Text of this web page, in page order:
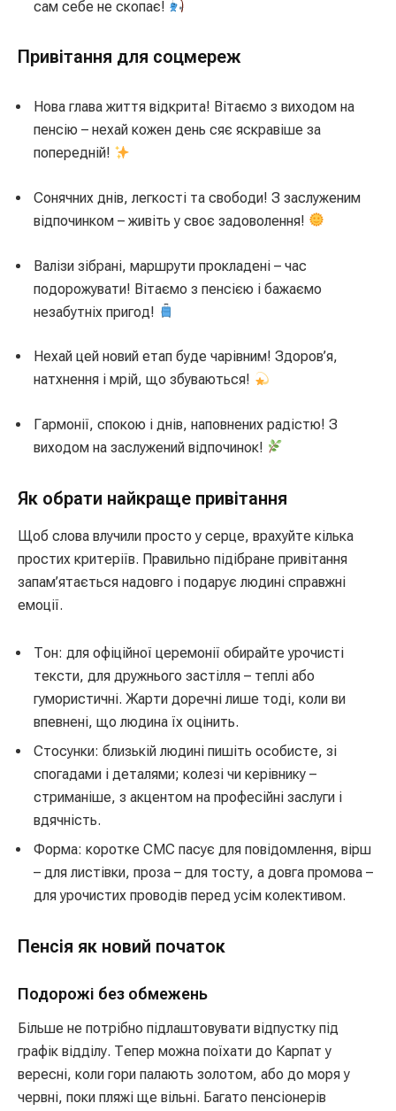
сам себе не скопає!
Привітання для соцмереж
Нова глава життя відкрита! Вітаємо з виходом на
пенсію – нехай кожен день сяє яскравіше за
попередній!
Сонячних днів, легкості та свободи! З заслуженим
відпочинком – живіть у своє задоволення!
Валізи зібрані, маршрути прокладені – час
подорожувати! Вітаємо з пенсією і бажаємо
незабутніх пригод!
Нехай цей новий етап буде чарівним! Здоров’я,
натхнення і мрій, що збуваються!
Гармонії, спокою і днів, наповнених радістю! З
виходом на заслужений відпочинок!
Як обрати найкраще привітання
Щоб слова влучили просто у серце, врахуйте кілька
простих критеріїв. Правильно підібране привітання
запам’ятається надовго і подарує людині справжні
емоції.
Тон: для офіційної церемонії обирайте урочисті
тексти, для дружнього застілля – теплі або
гумористичні. Жарти доречні лише тоді, коли ви
впевнені, що людина їх оцінить.
Стосунки: близькій людині пишіть особисте, зі
спогадами і деталями; колезі чи керівнику –
стриманіше, з акцентом на професійні заслуги і
вдячність.
Форма: коротке СМС пасує для повідомлення, вірш
– для листівки, проза – для тосту, а довга промова –
для урочистих проводів перед усім колективом.
Пенсія як новий початок
Подорожі без обмежень
Більше не потрібно підлаштовувати відпустку під
графік відділу. Тепер можна поїхати до Карпат у
вересні, коли гори палають золотом, або до моря у
червні, поки пляжі ще вільні. Багато пенсіонерів